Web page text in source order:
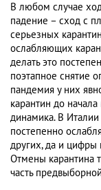
В любом случае
падение – сход с
серьезных
ослабляющих
делать это
поэтапное снятие
пандемия у них
карантин до
динамика. В
постепенно
других, да и цифры
Отмены карантина
часть